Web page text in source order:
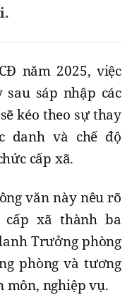
năm 2025, việc
sáp nhập các
kéo theo sự thay
danh và chế độ
cấp xã.
văn này nêu rõ
cấp xã thành ba
Trưởng phòng
phòng và tương
môn, nghiệp vụ.